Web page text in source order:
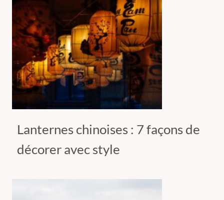
Lanternes chinoises : 7 façons de
décorer avec style